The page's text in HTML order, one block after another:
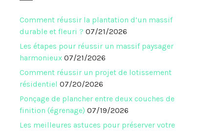
Comment réussir la plantation d’un massif
durable et fleuri ? 07/21/2026
Les étapes pour réussir un massif paysager
harmonieux 07/21/2026
Comment réussir un projet de lotissement
résidentiel 07/20/2026
Ponçage de plancher entre deux couches de
finition (égrenage) 07/19/2026
Les meilleures astuces pour préserver votre